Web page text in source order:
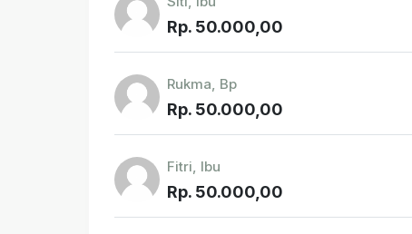
Rp. 50.000,00
Rukma, Bp
Rp. 50.000,00
Fitri, Ibu
Rp. 50.000,00